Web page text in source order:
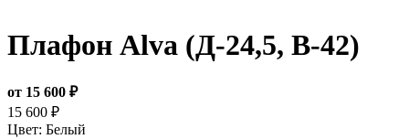
Плафон Alva (Д-24,5, В-42)
от 15 600 ₽
15 600 ₽
Цвет: Белый